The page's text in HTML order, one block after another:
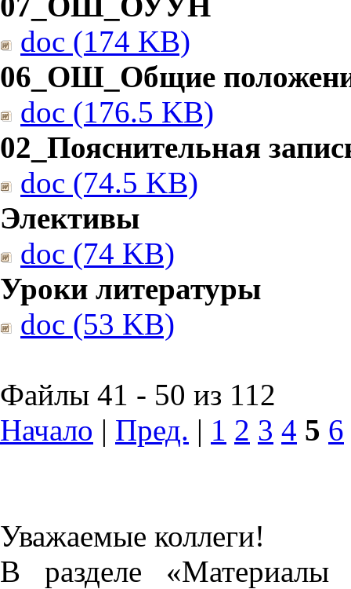
doc (174 KB)
06_ОШ_Общие
doc (176.5 KB)
02_Пояснительная
doc (74.5 KB)
Элективы
doc (74 KB)
Уроки литературы
doc (53 KB)
Файлы 41 - 50 из 112
Начало | Пред. | 1 2 3 4 5 6
Уважаемые коллеги!
В разделе «Материалы